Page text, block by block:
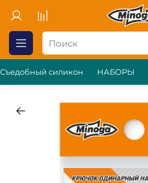
Съедобный силикон НАБОРЫ